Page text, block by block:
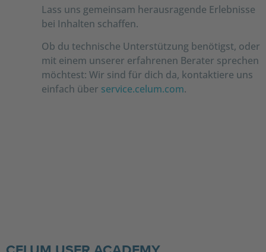
Lass uns gemeinsam herausragende Erlebnisse
bei Inhalten schaffen.
Ob du technische Unterstützung benötigst, oder
mit einem unserer erfahrenen Berater sprechen
möchtest: Wir sind für dich da, kontaktiere uns
einfach über service.celum.com.